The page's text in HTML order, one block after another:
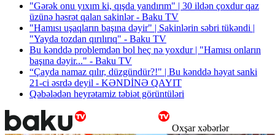
"Gərək onu yıxım ki, qışda yandırım" | 30 ildən çoxdur qaz
üzünə həsrət qalan sakinlər - Baku TV
"Hamısı uşaqların başına dəyir" | Sakinlərin səbri tükəndi |
"Yayda tozdan qırılırıq" - Baku TV
Bu kənddə problemdən bol heç nə yoxdur | "Hamısı onların
başına dəyir..." - Baku TV
“Çayda namaz qılır, düzgündür?!" | Bu kənddə həyat sanki
21-ci əsrdə deyil - KƏNDİNƏ QAYIT
Qəbələdən heyrətamiz təbiət görüntüləri
Oxşar xəbərlər